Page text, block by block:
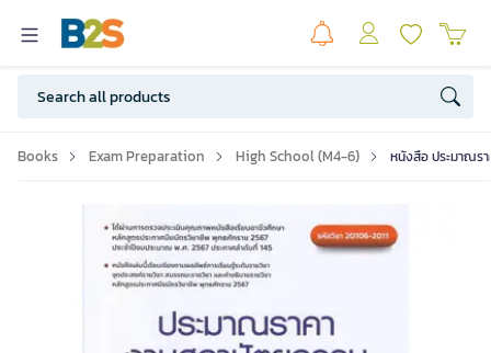
Books Exam Preparation High School (M4-6) หนังสือ ประมาณร